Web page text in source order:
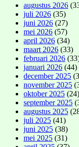
augustus 2026
juli 2026 (35)
juni 2026 (27)
mei 2026 (57)
april 2026 (34)
maart 2026 (33)
februari 2026
januari 2026 (44)
december 2025
november 2025
oktober 2025 (24)
september 2025
augustus 2025
juli 2025 (41)
juni 2025 (38)
mei 2025 (31)